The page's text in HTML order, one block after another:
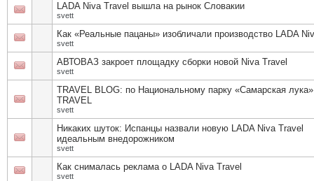
LADA Niva Travel вышла на рынок Словакии
svett
Как «Реальные пацаны» изобличали производство LADA
svett
АВТОВАЗ закроет площадку сборки новой Niva Travel
svett
TRAVEL BLOG: по Национальному парку «Самарская
TRAVEL
svett
Никаких шуток: Испанцы назвали новую LADA Niva Travel
идеальным внедорожником
svett
Как снималась реклама о LADA Niva Travel
svett